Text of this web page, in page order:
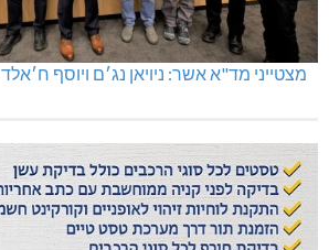
מצטייני מד"א אשר: ניויאן נג׳ם ויוסף ח׳אלד